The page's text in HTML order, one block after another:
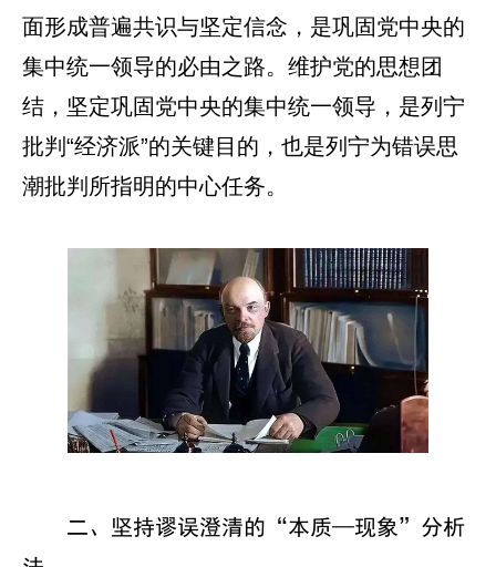
面形成普遍共识与坚定信念，是巩固党中央的
集中统一领导的必由之路。维护党的思想团
结，坚定巩固党中央的集中统一领导，是列宁
批判“经济派”的关键目的，也是列宁为错误思
潮批判所指明的中心任务。
二、坚持谬误澄清的“本质—现象”分析